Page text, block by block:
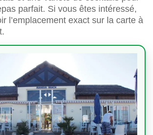
parfait. Si vous êtes intéressé,
l’emplacement exact sur la carte à